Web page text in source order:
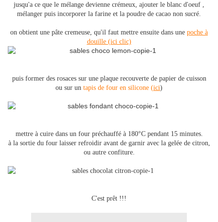
jusqu'a ce que le mélange devienne crémeux, ajouter le blanc d'oeuf ,
mélanger puis incorporer la farine et la poudre de cacao non sucré.
on obtient une pâte cremeuse, qu'il faut mettre ensuite dans une poche à
douille (ici clic)
puis former des rosaces sur une plaque recouverte de papier de cuisson
ou sur un tapis de four en silicone (ici)
mettre à cuire dans un four préchauffé à 180°C pendant 15 minutes.
à la sortie du four laisser refroidir avant de garnir avec la gelée de citron,
ou autre confiture.
C'est prêt !!!